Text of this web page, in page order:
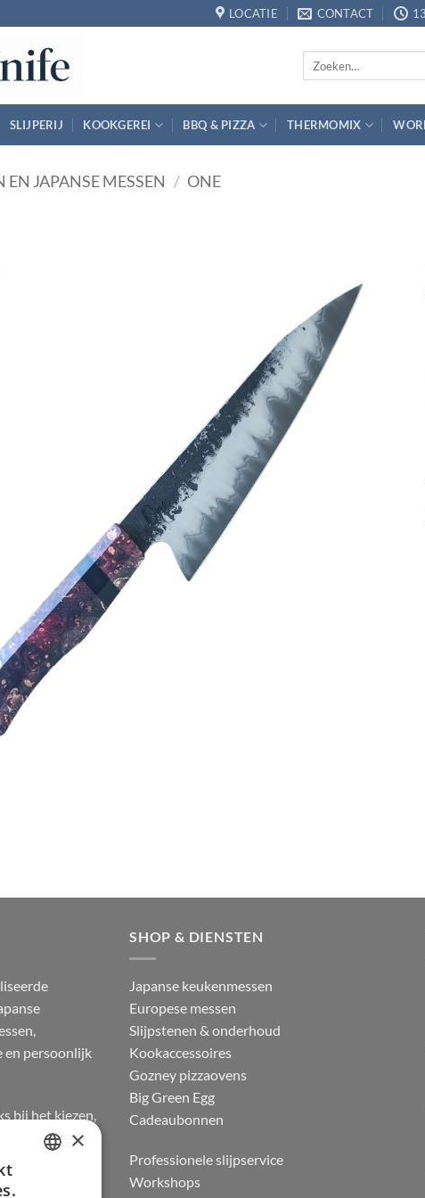
LOCATIE CONTACT
SLIJPERIJ KOOKGEREI BBQ & PIZZA THERMOMIX
EN JAPANSE MESSEN / ONE
aan
verlanglijst
en persoonlijk
bij het kiezen,
messen, op
en
SHOP & DIENSTEN
Japanse keukenmessen
Europese messen
Slijpstenen & onderhoud
Kookaccessoires
Gozney pizzaovens
Big Green Egg
Cadeaubonnen
Professionele slijpservice
Workshops
×